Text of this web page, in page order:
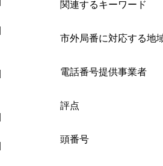
関連するキーワード
市外局番に対応する地
電話番号提供事業者
評点
頭番号